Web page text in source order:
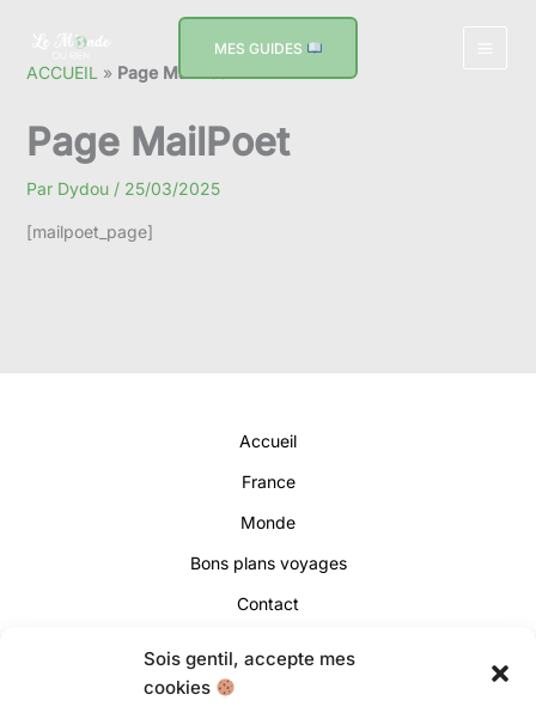
Sois gentil, accepte mes
cookies
contenu
MES GUIDES
ACCUEIL » Page MailPoet
Page MailPoet
Par Dydou / 25/03/2025
[mailpoet_page]
Accueil
France
Monde
Bons plans voyages
Contact